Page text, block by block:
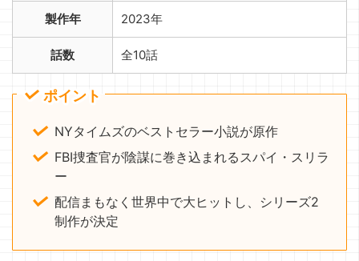
製作年 2023年
話数 全10話
ポイント
NYタイムズのベストセラー小説が原作
FBI捜査官が陰謀に巻き込まれるスパイ・スリラ
ー
配信まもなく世界中で大ヒットし、シリーズ2
制作が決定